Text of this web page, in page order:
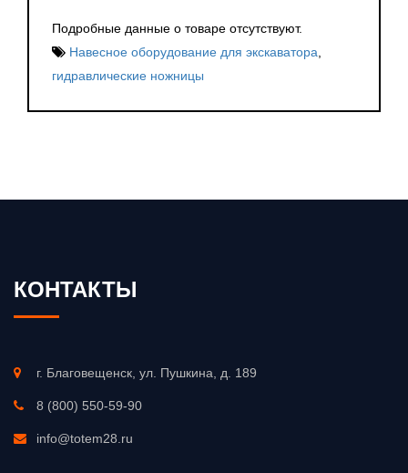
Подробные данные о товаре отсутствуют.
Навесное оборудование для экскаватора
гидравлические ножницы
КОНТАКТЫ
г. Благовещенск, ул. Пушкина, д. 189
8 (800) 550-59-90
info@totem28.ru